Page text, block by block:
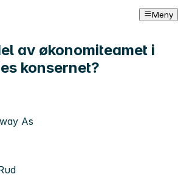
Meny
av økonomiteamet i
konsernet?
As